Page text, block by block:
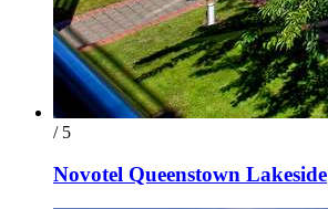
/ 5
Novotel Queenstown Lakeside